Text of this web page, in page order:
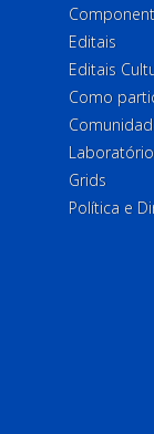
Editais
Editais
Como
Grids
Política e